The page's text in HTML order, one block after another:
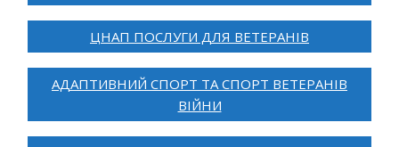
ЦНАП ПОСЛУГИ ДЛЯ ВЕТЕРАНІВ
АДАПТИВНИЙ СПОРТ ТА СПОРТ ВЕТЕРАНІВ
ВІЙНИ